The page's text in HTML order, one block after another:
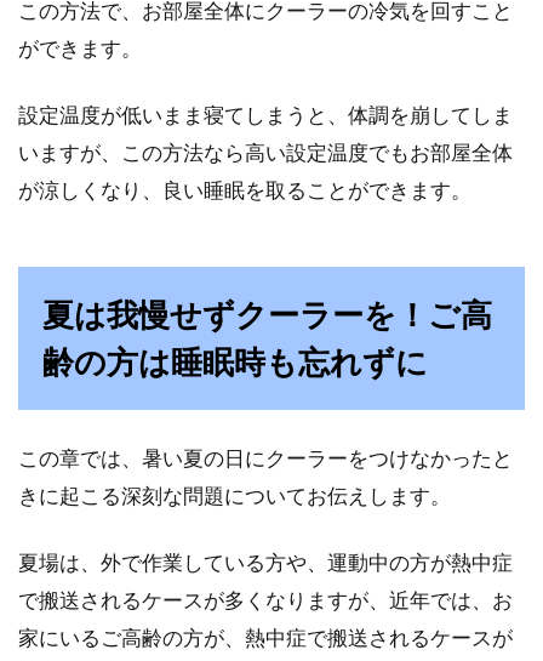
子供が小さいときは、保育園や幼稚園でよく風
家や外でもカフェイン飲料・睡眠に
も、お茶が飲みたくなったらコーヒー・紅茶・
日本茶など、無...
【忙しい方におすすめ】3時間でも
質のいい睡眠をとる方法！
の時間を確保できない」といった方もいるかと
思います。...
この方法で、お部屋全体にクーラーの冷気を回すこと
ができます。
設定温度が低いまま寝てしまうと、体調を崩してしま
いますが、この方法なら高い設定温度でもお部屋全体
が涼しくなり、良い睡眠を取ることができます。
夏は我慢せずクーラーを！ご高
齢の方は睡眠時も忘れずに
この章では、暑い夏の日にクーラーをつけなかったと
きに起こる深刻な問題についてお伝えします。
夏場は、外で作業している方や、運動中の方が熱中症
で搬送されるケースが多くなりますが、近年では、お
家にいるご高齢の方が、熱中症で搬送されるケースが